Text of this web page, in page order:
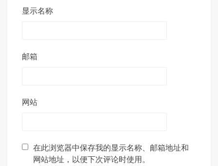
显示名称
邮箱
网站
在此浏览器中保存我的显示名称、邮箱地址和
网站地址，以便下次评论时使用。